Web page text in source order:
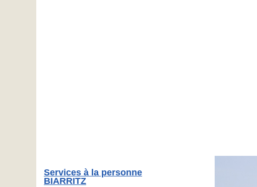
Services à la personne
BIARRITZ